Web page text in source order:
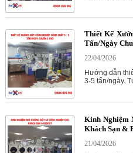
Thiết Kế
Tấn/Ngày
22/04/2026
Hướng dẫn
3-5 tấn/ngày.
Kinh Nghiệm
Khách Sạn &
21/04/2026